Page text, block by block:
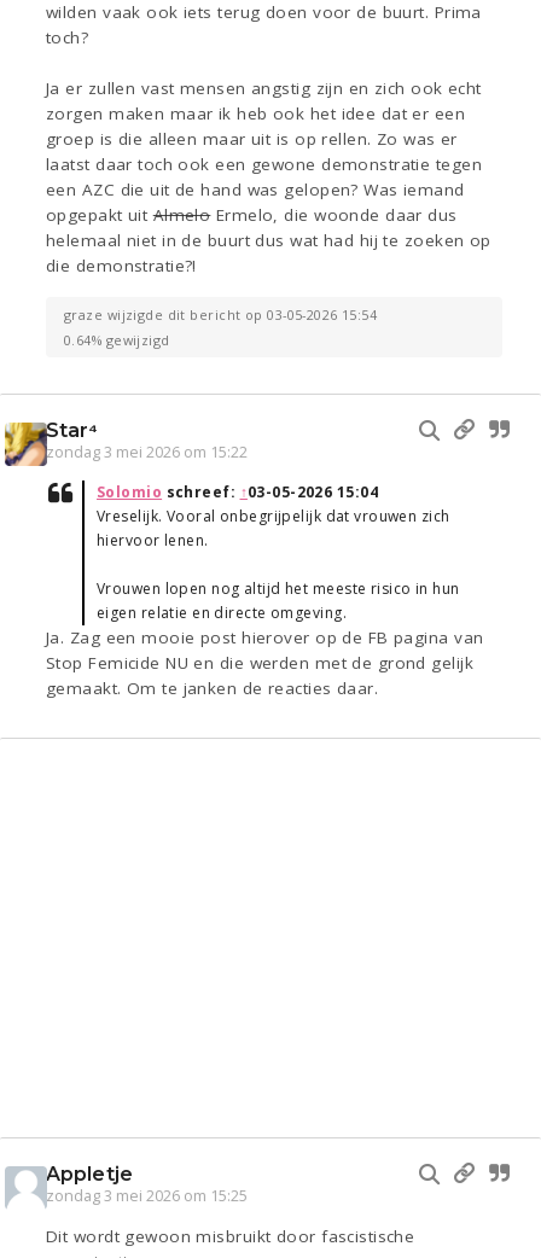
wilden vaak ook iets terug doen voor de buurt. Prima
toch?
Ja er zullen vast mensen angstig zijn en zich ook echt
zorgen maken maar ik heb ook het idee dat er een
groep is die alleen maar uit is op rellen. Zo was er
laatst daar toch ook een gewone demonstratie tegen
een AZC die uit de hand was gelopen? Was iemand
opgepakt uitAlmeloErmelo, die woonde daar dus
helemaal niet in de buurt dus wat had hij te zoeken op
die demonstratie?!
graze wijzigde dit bericht op 03-05-2026 15:54
0.64% gewijzigd
Star⁴
zondag 3 mei 2026 om 15:22
Solomio schreef: ↑03-05-2026 15:04
Vreselijk. Vooral onbegrijpelijk dat vrouwen zich
hiervoor lenen.
Vrouwen lopen nog altijd het meeste risico in hun
eigen relatie en directe omgeving.
Ja. Zag een mooie post hierover op de FB pagina van
Stop Femicide NU en die werden met de grond gelijk
gemaakt. Om te janken de reacties daar.
Appletje
zondag 3 mei 2026 om 15:25
Dit wordt gewoon misbruikt door fascistische